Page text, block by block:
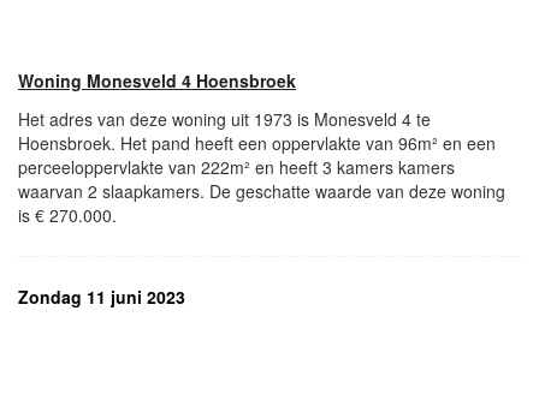
Woning Monesveld 4 Hoensbroek
Het adres van deze woning uit 1973 is Monesveld 4 te
Hoensbroek. Het pand heeft een oppervlakte van 96m² en een
perceeloppervlakte van 222m² en heeft 3 kamers kamers
waarvan 2 slaapkamers. De geschatte waarde van deze woning
is € 270.000.
Zondag 11 juni 2023